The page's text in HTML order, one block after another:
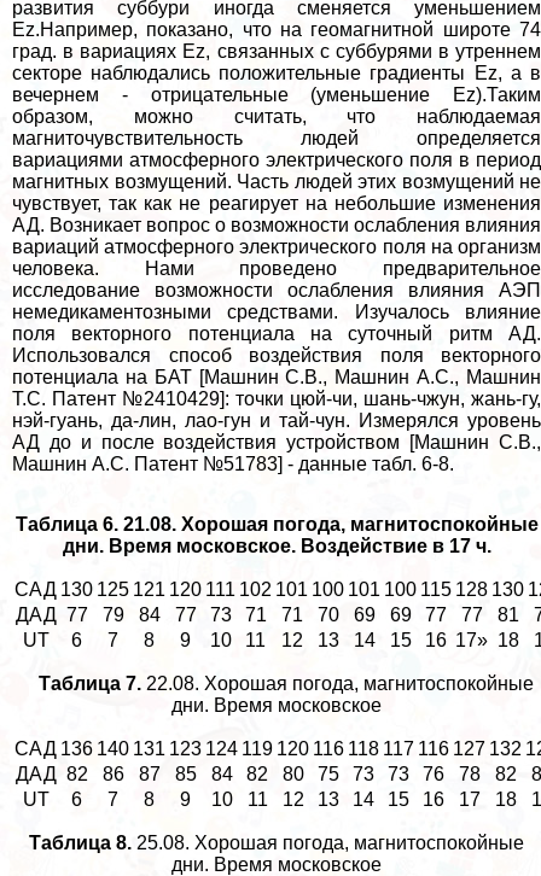
развития суббури иногда сменяется уменьшением
Еz.Например, показано, что на геомагнитной широте 74
град. в вариациях Еz, связанных с суббурями в утреннем
секторе наблюдались положительные градиенты Еz, а в
вечернем - отрицательные (уменьшение Еz).Таким
образом, можно считать, что наблюдаемая
магниточувствительность людей определяется
вариациями атмосферного электрического поля в период
магнитных возмущений. Часть людей этих возмущений не
чувствует, так как не реагирует на небольшие изменения
АД. Возникает вопрос о возможности ослабления влияния
вариаций атмосферного электрического поля на организм
человека. Нами проведено предварительное
исследование возможности ослабления влияния АЭП
немедикаментозными средствами. Изучалось влияние
поля векторного потенциала на суточный ритм АД.
Использовался способ воздействия поля векторного
потенциала на БАТ [Машнин С.В., Машнин А.С., Машнин
Т.С. Патент №2410429]: точки цюй-чи, шань-чжун, жань-гу,
нэй-гуань, да-лин, лао-гун и тай-чун. Измерялся уровень
АД до и после воздействия устройством [Машнин С.В.,
Машнин А.С. Патент №51783] - данные табл. 6-8.
Таблица 6. 21.08. Хорошая погода, магнитоспокойные
дни. Время московское. Воздействие в 17 ч.
САД 130 125 121 120 111 102 101 100 101 100 115 128 130
ДАД 77 79 84 77 73 71 71 70 69 69 77 77 81
UT
6 7 8 9 10 11 12 13 14 15 16 17» 18
Таблица 7. 22.08. Хорошая погода, магнитоспокойные
дни. Время московское
САД 136 140 131 123 124 119 120 116 118 117 116 127 132
ДАД 82 86 87 85 84 82 80 75 73 73 76 78 82
UT
6 7 8 9 10 11 12 13 14 15 16 17 18
Таблица 8. 25.08. Хорошая погода, магнитоспокойные
дни. Время московское